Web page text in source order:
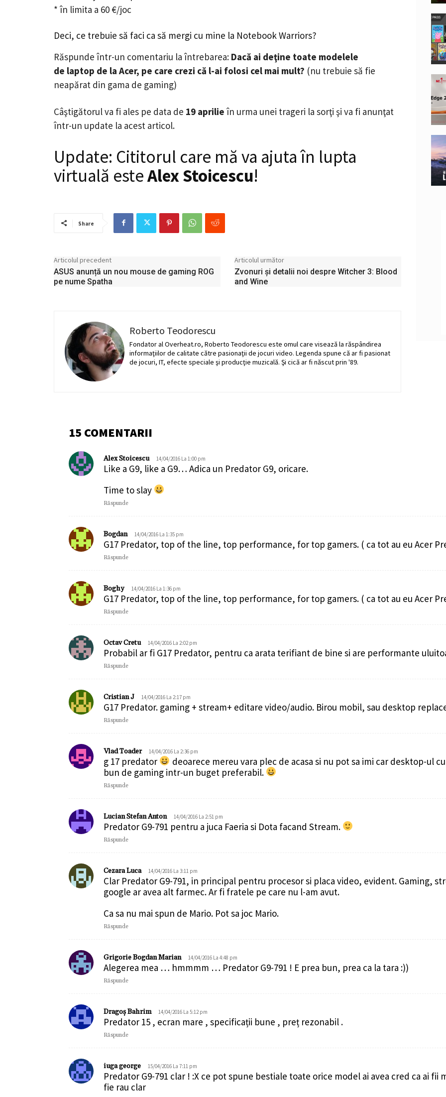
* în limita a 60 €/joc
Deci, ce trebuie să faci ca să mergi cu mine la Notebook Warriors?
Răspunde într-un comentariu la întrebarea: Dacă ai deţine toate modelele
de laptop de la Acer, pe care crezi că l-ai folosi cel mai mult? (nu trebuie să fie
neapărat din gama de gaming)
Câştigătorul va fi ales pe data de 19 aprilie în urma unei trageri la sorţi şi va fi anunţat
într-un update la acest articol.
Update: Cititorul care mă va ajuta în lupta
virtuală esteAlex Stoicescu!
Share
Articolul precedent
ASUS anunță un nou mouse de gaming ROG
pe nume Spatha
Articolul următor
Zvonuri și detalii noi despre Witcher 3: Blood
and Wine
Roberto Teodorescu
Fondator al Overheat.ro, Roberto Teodorescu este omul care visează la răspândirea
informaţiilor de calitate către pasionaţii de jocuri video. Legenda spune că ar fi pasionat
de jocuri, IT, efecte speciale şi producţie muzicală. Şi cică ar fi născut prin '89.
15 COMENTARII
Alex Stoicescu 14/04/2016 La 1:00 pm
Like a G9, like a G9… Adica un Predator G9, oricare.
Time to slay
Răspunde
Bogdan 14/04/2016 La 1:35 pm
G17 Predator, top of the line, top performance, for top gamers. ( ca tot au eu Acer
Răspunde
Boghy 14/04/2016 La 1:36 pm
G17 Predator, top of the line, top performance, for top gamers. ( ca tot au eu Acer
Răspunde
Octav Cretu 14/04/2016 La 2:02 pm
Probabil ar fi G17 Predator, pentru ca arata terifiant de bine si are performante
Răspunde
Cristian J 14/04/2016 La 2:17 pm
G17 Predator. gaming + stream+ editare video/audio. Birou mobil, sau desktop
Răspunde
Vlad Toader 14/04/2016 La 2:36 pm
g 17 predator
deoarece mereu vara plec de acasa si nu pot sa imi car desktop-ul
bun de gaming intr-un buget preferabil.
Răspunde
Lucian Stefan Anton 14/04/2016 La 2:51 pm
Predator G9-791 pentru a juca Faeria si Dota facand Stream.
Răspunde
Cezara Luca 14/04/2016 La 3:11 pm
Clar Predator G9-791, in principal pentru procesor si placa video, evident. Gaming,
google ar avea alt farmec. Ar fi fratele pe care nu l-am avut.
Ca sa nu mai spun de Mario. Pot sa joc Mario.
Răspunde
Grigorie Bogdan Marian 14/04/2016 La 4:48 pm
Alegerea mea … hmmmm … Predator G9-791 ! E prea bun, prea ca la tara :))
Răspunde
Dragoș Bahrim 14/04/2016 La 5:12 pm
Predator 15 , ecran mare , specificații bune , preț rezonabil .
Răspunde
iuga george 15/04/2016 La 7:11 pm
Predator G9-791 clar ! :X ce pot spune bestiale toate orice model ai avea cred ca ai fii
fie rau clar